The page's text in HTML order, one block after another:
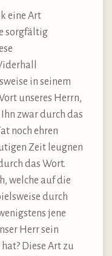
eine Art
sorgfältig
in seinem
unseres Herrn,
zwar durch das
noch ehren
Zeit leugnen
das Wort.
welche auf die
durch
jene
Herr sein
Diese Art zu